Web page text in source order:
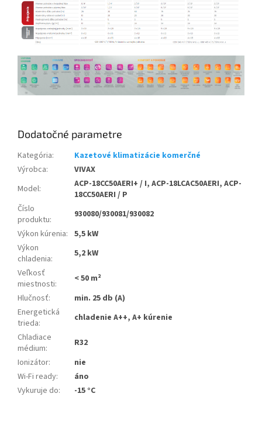
Dodatočné parametre
Kategória:
Kazetové klimatizácie komerčné
Výrobca:
VIVAX
Model:
ACP-18CC50AERI+ / I, ACP-18LCAC50AERI, ACP-
18CC50AERI / P
Číslo
produktu:
930080/930081/930082
Výkon kúrenia: 5,5 kW
Výkon
chladenia:
5,2 kW
Veľkosť
miestnosti:
< 50 m²
Hlučnosť:
min. 25 db (A)
Energetická
trieda:
chladenie A++, A+ kúrenie
Chladiace
médium:
R32
Ionizátor:
nie
Wi-Fi ready:
áno
Vykuruje do: -15 °C